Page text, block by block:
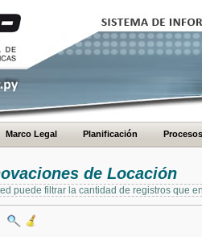
Marco Legal Planificación Procesos
de Locación
puede filtrar la cantidad de registros que